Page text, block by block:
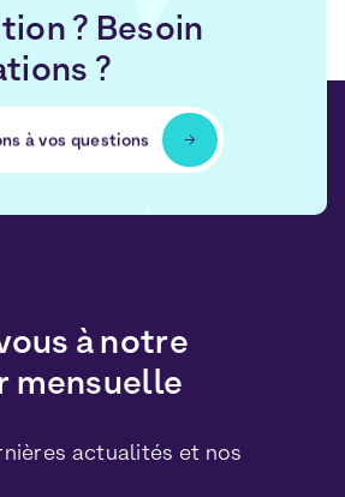
? Besoin
?
à vos questions
à notre
mensuelle
actualités et nos